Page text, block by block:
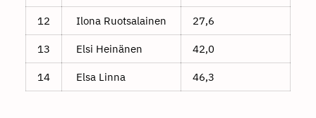
12 Ilona Ruotsalainen 27,6
13 Elsi Heinänen 42,0
14 Elsa Linna 46,3